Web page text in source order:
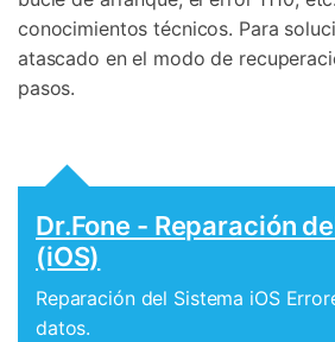
conocimientos técnicos. Para
atascado en el modo de
pasos.
Dr.Fone - Reparación
(iOS)
Reparación del Sistema iOS
datos.